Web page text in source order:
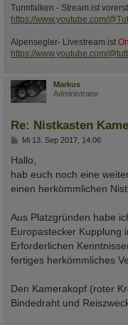
Turmfalken - Stream ist
https://www.youtube.com/
Alpensegler- Livestream ist
https://www.youtube.com/
Markus
Administrator
Re: Nistkasten
B
i
r
a
g
Mi 13. Sep 2017, 14:06
Hallo,
hab euch noch eine
einen herkömmlichen
Aus Platzgründen habe
Europastecker Kupplung
Erforderlichen
fertiges herkömmliches
Den Kamerakopf (roter
Bindedraht und